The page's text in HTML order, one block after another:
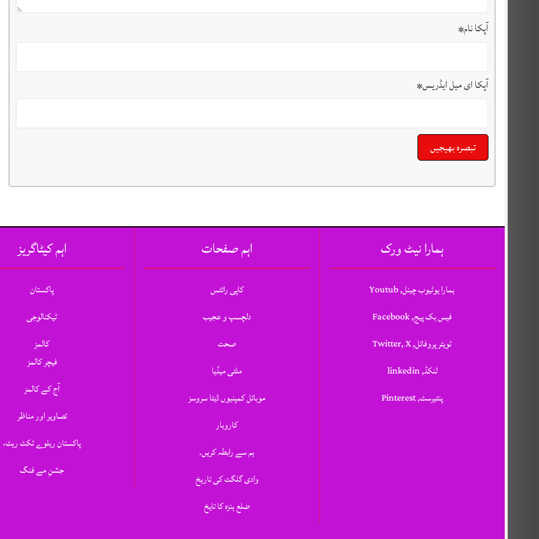
آپکا نام*
آپکا ای میل ایڈریس*
اہم کیٹاگریز
پاکستان
ٹیکنالوجی
کالمز
فیچر کالمز
آج کے کالمز
تصاویر اور مناظر
پاکستان ریلوے ٹکٹ ریٹ،
جشنِ مے فنگ
اہم صفحات
کاپی رائٹس
دلچسپ و عجیب
صحت
ملٹی میڈیا
موبائل کمپنیوں ڈیٹا سروسز
کاروبار
ہم سے رابطہ کریں.
وادی گلگت کی تاریخ
ضلع ہنزہ کا تایخ
ہمارا نیٹ ورک
ہمارا یوٹیوب چینل, Youtub
فیس بک پیج, Facebook
ٹویٹر پروفائل, Twitter, X
لنکڈ, linkedin
پنٹیرسٹ, Pinterest